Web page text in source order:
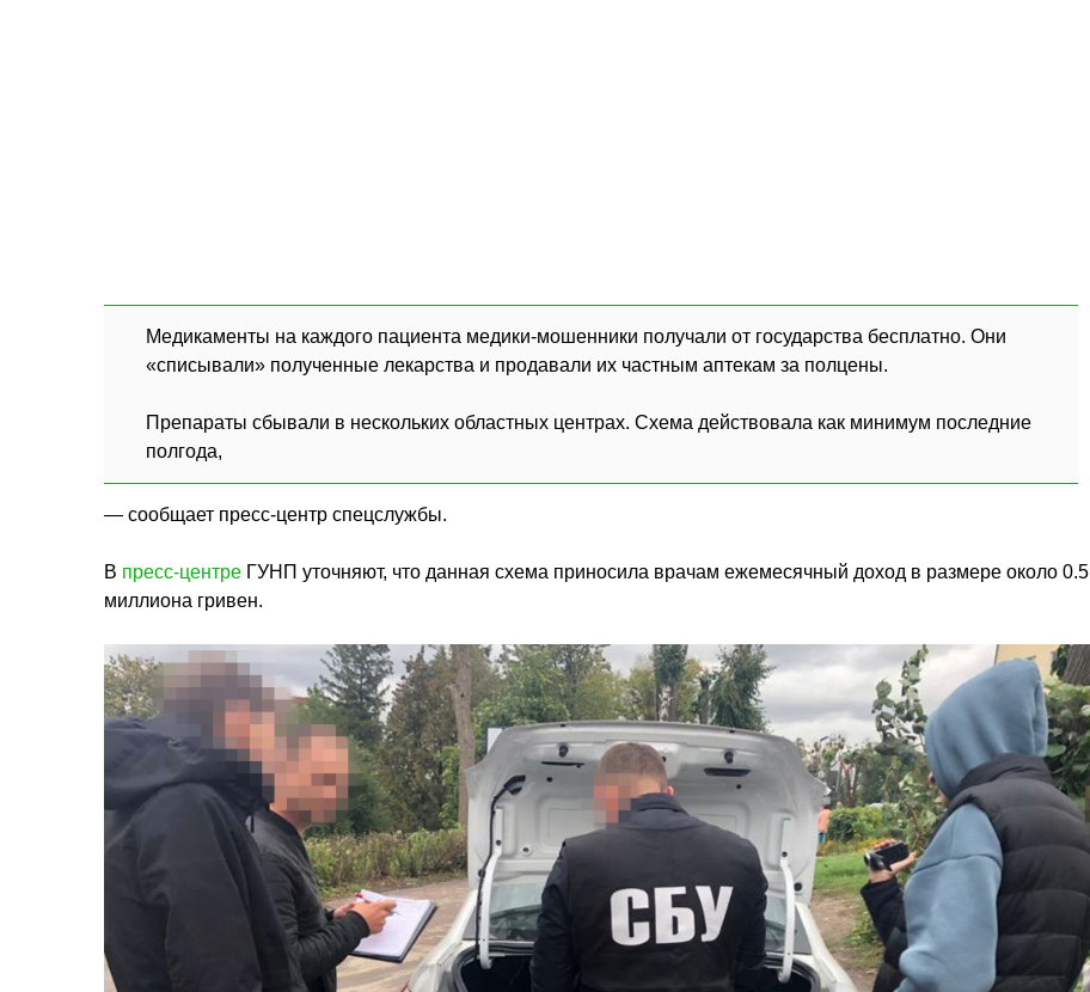
Медикаменты на каждого пациента медики-мошенники получали от государства бесплатно. Они
«списывали» полученные лекарства и продавали их частным аптекам за полцены.
Препараты сбывали в нескольких областных центрах. Схема действовала как минимум последние
полгода,
— сообщает пресс-центр спецслужбы.
В пресс-центре ГУНП уточняют, что данная схема приносила врачам ежемесячный доход в размере около 0.5
миллиона гривен.